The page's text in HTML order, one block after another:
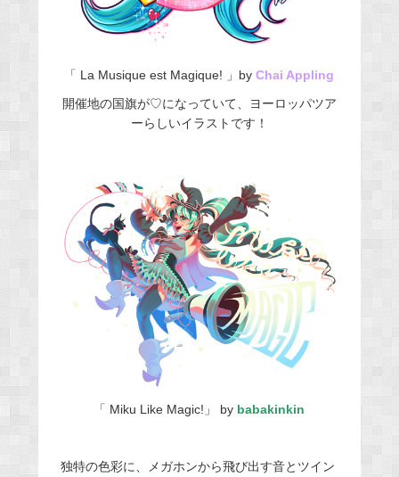
「 La Musique est Magique! 」byChai Appling
開催地の国旗が♡になっていて、ヨーロッパツア
ーらしいイラストです！
「 Miku Like Magic!」 by babakinkin
独特の色彩に、メガホンから飛び出す音とツイン